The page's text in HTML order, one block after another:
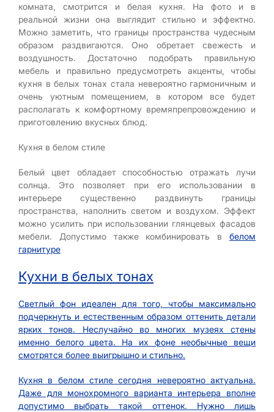
комната, смотрится и белая кухня. На фото и в
реальной жизни она выглядит стильно и эффектно.
Можно заметить, что границы пространства чудесным
образом раздвигаются. Оно обретает свежесть и
воздушность. Достаточно подобрать правильную
мебель и правильно предусмотреть акценты, чтобы
кухня в белых тонах стала невероятно гармоничным и
очень уютным помещением, в котором все будет
располагать к комфортному времяпрепровождению и
приготовлению вкусных блюд.
Кухня в белом стиле
Белый цвет обладает способностью отражать лучи
солнца. Это позволяет при его использовании в
интерьере существенно раздвинуть границы
пространства, наполнить светом и воздухом. Эффект
можно усилить при использовании глянцевых фасадов
мебели. Допустимо также комбинировать в белом
гарнитуре
Кухни в белых тонах
Светлый фон идеален для того, чтобы максимально
подчеркнуть и естественным образом оттенить детали
ярких тонов. Неслучайно во многих музеях стены
именно белого цвета. На их фоне необычные вещи
смотрятся более выигрышно и стильно.
Кухня в белом стиле сегодня невероятно актуальна.
Даже для монохромного варианта интерьера вполне
допустимо выбрать такой оттенок. Нужно лишь